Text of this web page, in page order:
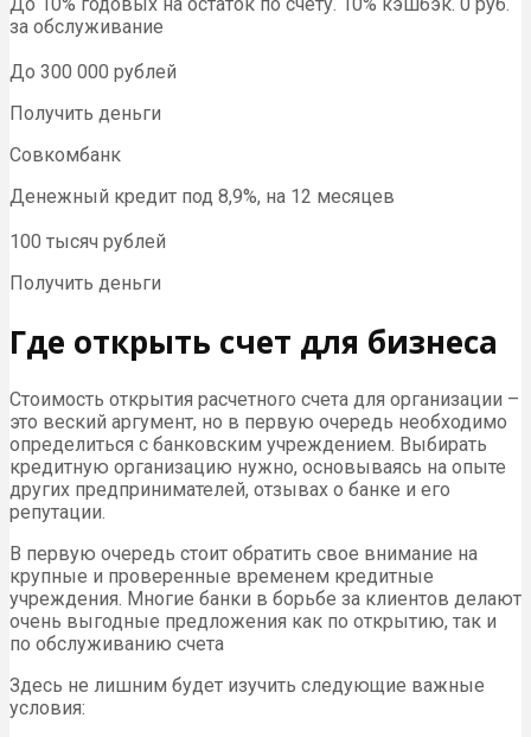
за обслуживание
До 300 000 рублей
Получить деньги
Совкомбанк
Денежный кредит под 8,9%, на 12 месяцев
100 тысяч рублей
Получить деньги
Где открыть счет для бизнеса
Стоимость открытия расчетного счета для организации –
это веский аргумент, но в первую очередь необходимо
определиться с банковским учреждением. Выбирать
кредитную организацию нужно, основываясь на опыте
других предпринимателей, отзывах о банке и его
репутации.
В первую очередь стоит обратить свое внимание на
крупные и проверенные временем кредитные
учреждения. Многие банки в борьбе за клиентов делают
очень выгодные предложения как по открытию, так и
по обслуживанию счета
Здесь не лишним будет изучить следующие важные
условия: